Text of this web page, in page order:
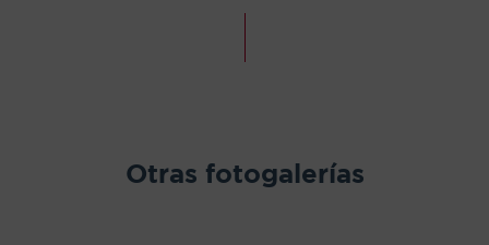
Otras fotogalerías